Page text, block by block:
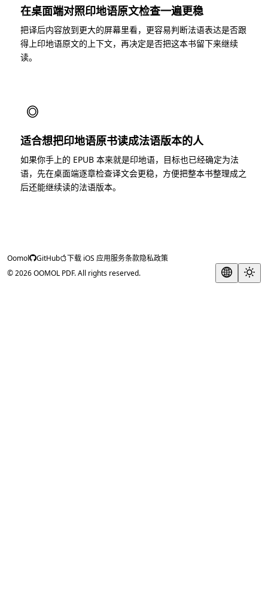
在桌面端对照印地语原文检查一遍更稳
把译后内容放到更大的屏幕里看，更容易判断法语表达是否跟
得上印地语原文的上下文，再决定是否把这本书留下来继续
读。
◎
适合想把印地语原书读成法语版本的人
如果你手上的 EPUB 本来就是印地语，目标也已经确定为法
语，先在桌面端逐章检查译文会更稳，方便把整本书整理成之
后还能继续读的法语版本。
Oomol GitHub 下载 iOS 应用服务条款隐私政策
© 2026 OOMOL PDF. All rights reserved.